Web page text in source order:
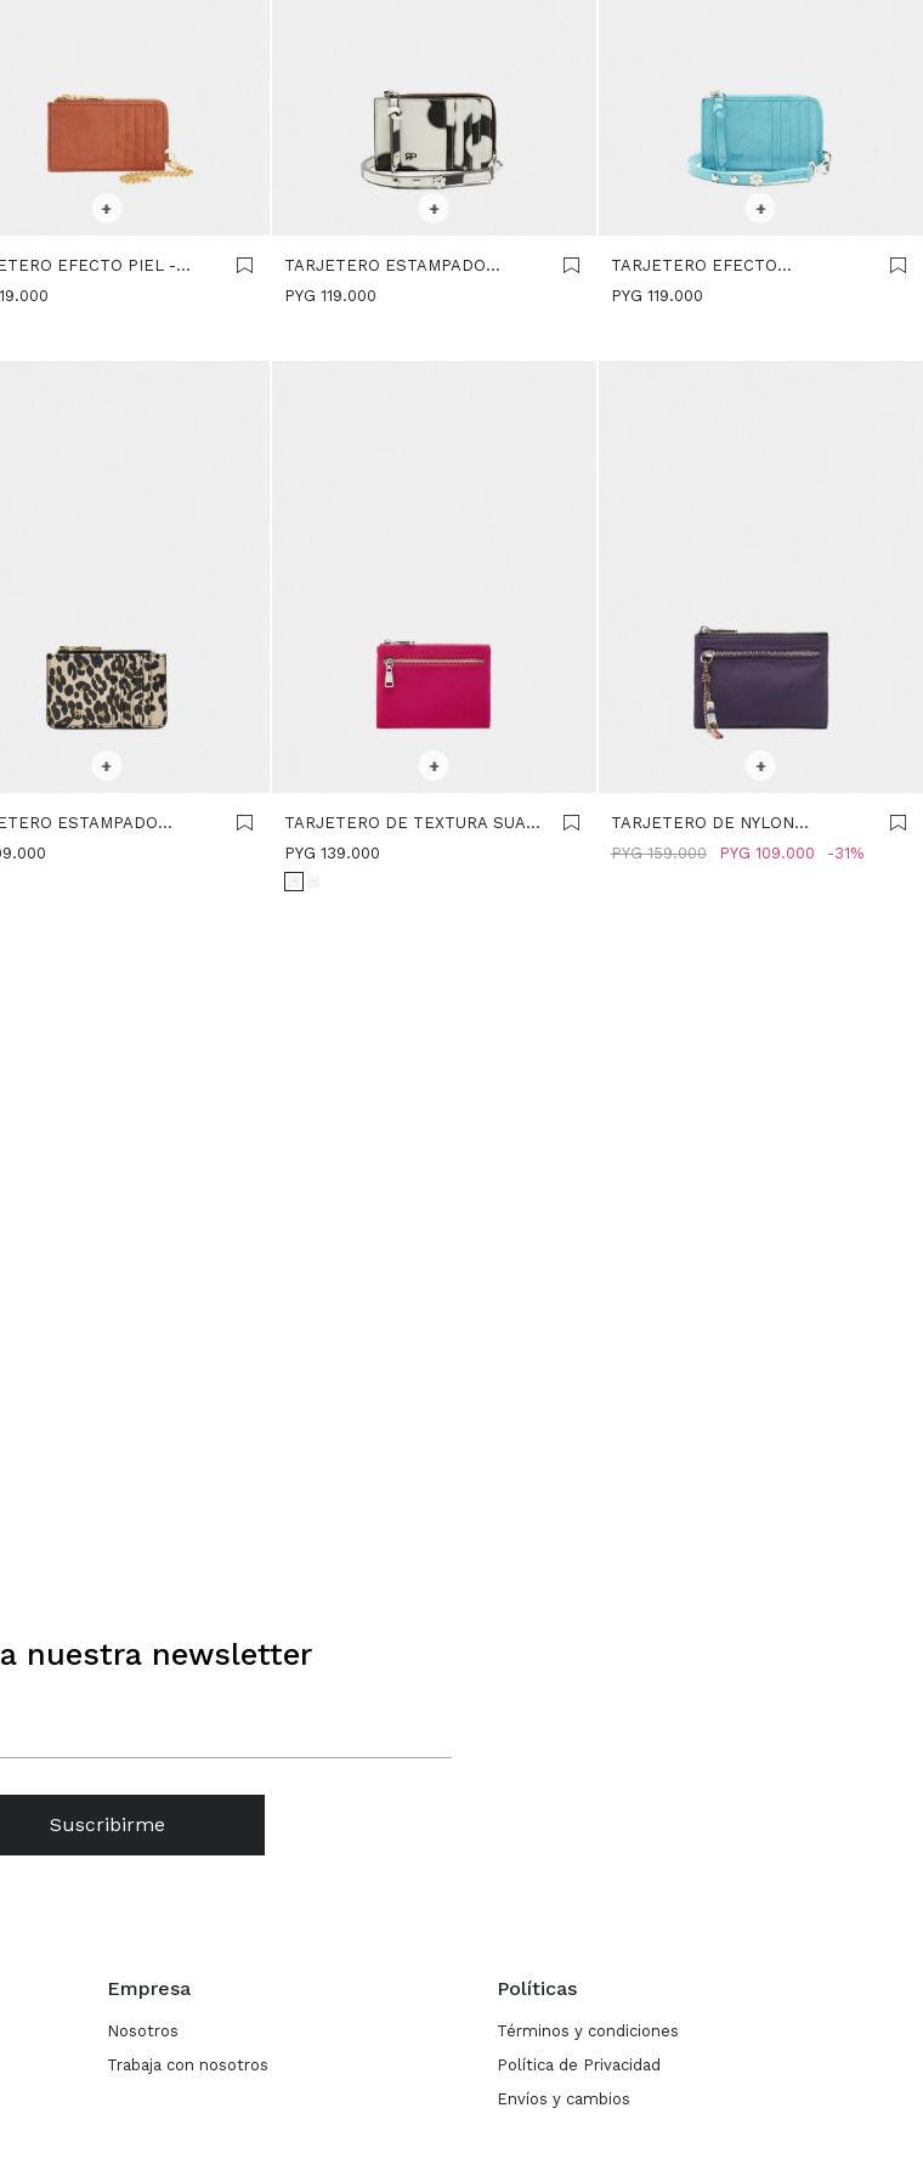
+
EFECTO PIEL -
+
TARJETERO ESTAMPADO
FLORAL - MULTICOLOR
PYG 119.000
+
TARJETERO EFECTO
CRAQUELADO - AZUL
PYG 119.000
+
ESTAMPADO
- MULTICOLOR
+
TARJETERO DE TEXTURA SUAVE
- ROSA
PYG 139.000
+
TARJETERO DE NYLON
ESTAMPADO ANIMAL - VIOLETA
PYG 109.000
PYG 159.000 31
Empresa
Nosotros
Trabaja con nosotros
Políticas
Términos y condiciones
Política de Privacidad
Envíos y cambios
nuestra newsletter
Suscribirme